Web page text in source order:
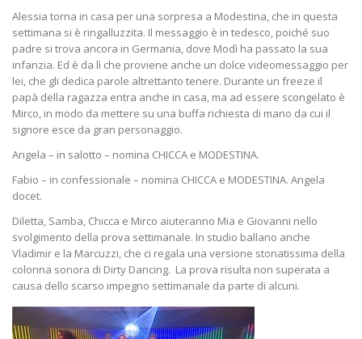
Alessia torna in casa per una sorpresa a Modestina, che in questa
settimana si è ringalluzzita. Il messaggio è in tedesco, poiché suo
padre si trova ancora in Germania, dove Modì ha passato la sua
infanzia. Ed è da lì che proviene anche un dolce videomessaggio per
lei, che gli dedica parole altrettanto tenere. Durante un freeze il
papà della ragazza entra anche in casa, ma ad essere scongelato è
Mirco, in modo da mettere su una buffa richiesta di mano da cui il
signore esce da gran personaggio.
Angela – in salotto – nomina CHICCA e MODESTINA.
Fabio – in confessionale – nomina CHICCA e MODESTINA. Angela
docet.
Diletta, Samba, Chicca e Mirco aiuteranno Mia e Giovanni nello
svolgimento della prova settimanale. In studio ballano anche
Vladimir e la Marcuzzi, che ci regala una versione stonatissima della
colonna sonora di Dirty Dancing. La prova risulta non superata a
causa dello scarso impegno settimanale da parte di alcuni.